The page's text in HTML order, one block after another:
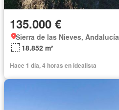
135.000 €
Sierra de las Nieves, Andalucía
18.852 m²
Hace 1 día, 4 horas en idealista